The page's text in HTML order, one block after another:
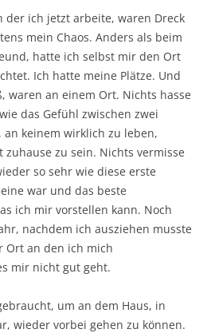
der ich jetzt arbeite, waren Dreck
mein Chaos. Anders als beim
hatte ich selbst mir den Ort
Ich hatte meine Plätze. Und
waren an einem Ort. Nichts hasse
das Gefühl zwischen zwei
keinem wirklich zu leben,
zuhause zu sein. Nichts vermisse
so sehr wie diese erste
war und das beste
ich mir vorstellen kann. Noch
nachdem ich ausziehen musste
Ort an den ich mich
mir nicht gut geht.
um an dem Haus, in
wieder vorbei gehen zu können.